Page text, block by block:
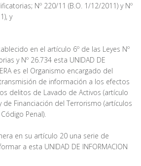
Nº 220/11 (B.O. 1/12/2011) y Nº
y
en el artículo 6º de las Leyes Nº
y Nº 26.734 esta UNIDAD DE
es el Organismo encargado del
de información a los efectos
delitos de Lavado de Activos (artículo
de Financiación del Terrorismo (artículos
Penal).
en su artículo 20 una serie de
a esta UNIDAD DE INFORMACION